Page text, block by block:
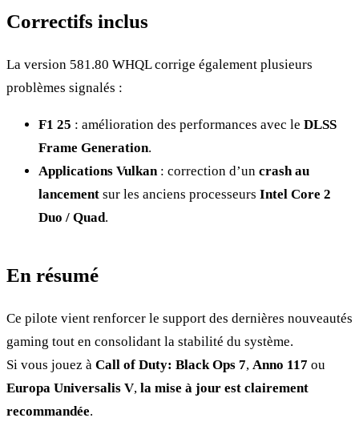
Correctifs inclus
La version 581.80 WHQL corrige également plusieurs
problèmes signalés :
F1 25 : amélioration des performances avec le DLSS
Frame Generation.
Applications Vulkan : correction d’un crash au
lancement sur les anciens processeurs Intel Core 2
Duo / Quad.
En résumé
Ce pilote vient renforcer le support des dernières nouveautés
gaming tout en consolidant la stabilité du système.
Si vous jouez à Call of Duty: Black Ops 7, Anno 117 ou
Europa Universalis V, la mise à jour est clairement
recommandée.